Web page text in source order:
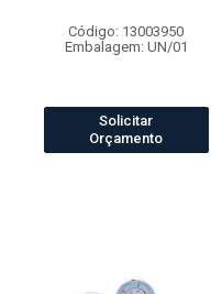
Código: 13003950
Embalagem: UN/01
Solicitar
Orçamento